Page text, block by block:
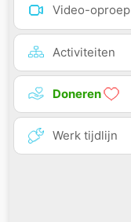
Video-oproep
Activiteiten
Doneren
Werk tijdlijn